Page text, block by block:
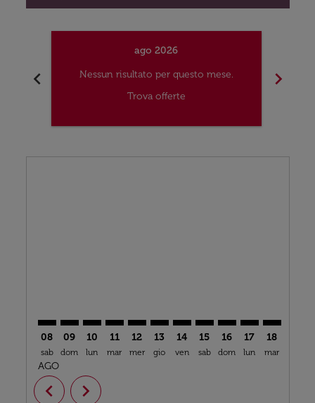
chevron_left
ago 2026
Nessun risultato per questo mese.
Trova offerte
chevron_right
08
sab
AGO
09
dom
10
lun
11
mar
12
mer
13
gio
14
ven
15
sab
16
dom
17
lun
18
mar
chevron_left chevron_right